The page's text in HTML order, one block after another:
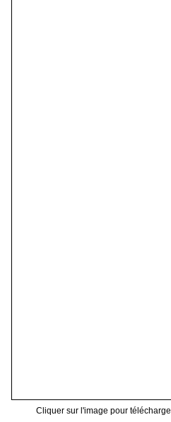
Cliquer sur l'image pour